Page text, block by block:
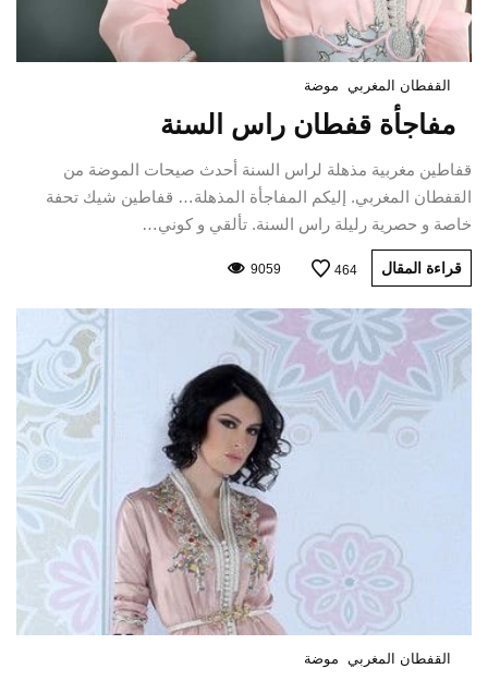
القفطان المغربي موضة
مفاجأة قفطان راس السنة
قفاطين مغربية مذهلة لراس السنة أحدث صيحات الموضة من
القفطان المغربي. إليكم المفاجأة المذهلة… قفاطين شيك تحفة
خاصة و حصرية رليلة راس السنة. تألقي و كوني…
قراءة المقال 464
9059
القفطان المغربي موضة